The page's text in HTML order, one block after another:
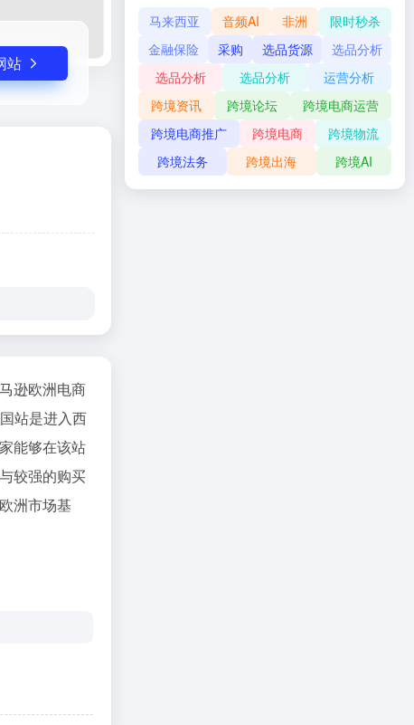
站
逊欧洲电商
站是进入西
能够在该站
较强的购买
洲市场基
马来西亚 音频AI 非洲
限时秒杀
金融保险
采购 选品货源
选品分析
选品分析
选品分析
运营分析
跨境资讯
跨境论坛
跨境电商运营
跨境电商推广
跨境电商
跨境物流
跨境法务
跨境出海 跨境AI